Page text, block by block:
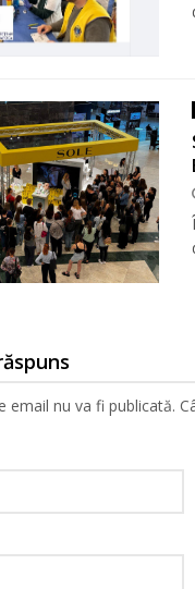
email nu va fi publicată.